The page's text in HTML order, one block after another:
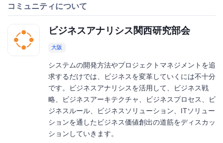
コミュニティについて
ビジネスアナリシス関西研究部会
大阪
システムの開発方法やプロジェクトマネジメントを追
求するだけでは、ビジネスを変革していくには不十分
です。ビジネスアナリシスを活用して、ビジネス戦
略、ビジネスアーキテクチャ、ビジネスプロセス、ビ
ジネスルール、ビジネスソリューション、ITソリュー
ションを通したビジネス価値創出の道筋をディスカッ
ションしていきます。